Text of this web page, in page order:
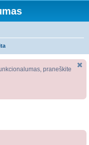
praneškite